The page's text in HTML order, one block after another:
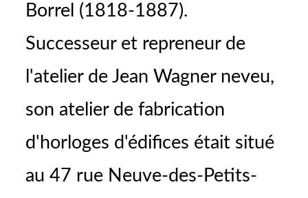
Borrel (1818-1887).
Successeur et repreneur de
l'atelier de Jean Wagner neveu,
son atelier de fabrication
d'horloges d'édifices était situé
au 47 rue Neuve-des-Petits-